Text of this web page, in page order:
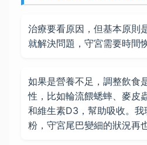
治療要看原因，但基本原則
就解決問題，守宮需要時間
如果是營養不足，調整飲食
性，比如輪流餵蟋蟀、麥皮
和維生素D3，幫助吸收。
粉，守宮尾巴變細的狀況再